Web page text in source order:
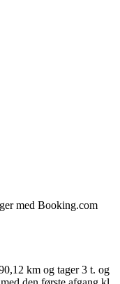
med Booking.com
km og tager 3 t. og